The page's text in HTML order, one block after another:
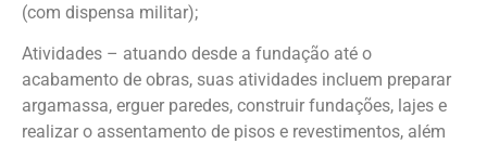
(com dispensa militar);
Atividades – atuando desde a fundação até o
acabamento de obras, suas atividades incluem preparar
argamassa, erguer paredes, construir fundações, lajes e
realizar o assentamento de pisos e revestimentos, além